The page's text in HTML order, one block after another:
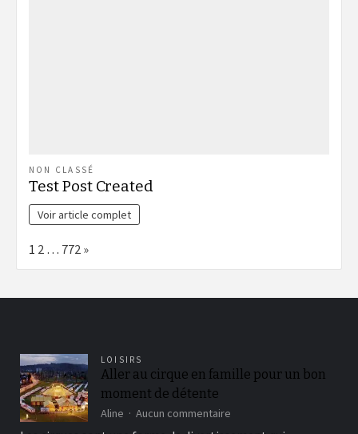
NON CLASSÉ
Test Post Created
Voir article complet
Page:
1 2 … 772 Next
»
LOISIRS
Aller au cirque en famille pour un bon
moment de détente
Aline Aucun commentaire